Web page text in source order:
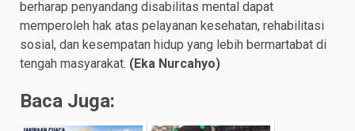
berharap penyandang disabilitas mental dapat
memperoleh hak atas pelayanan kesehatan, rehabilitasi
sosial, dan kesempatan hidup yang lebih bermartabat di
tengah masyarakat. (Eka Nurcahyo)
Baca Juga: